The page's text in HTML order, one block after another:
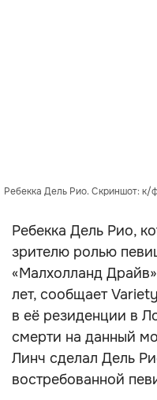
Ребекка Дель Рио. Скриншот: к/
Ребекка Дель Рио,
зрителю ролью
«Малхолланд
лет, сообщает
в её резиденции в
смерти на данный
Линч сделал Дель
востребованной